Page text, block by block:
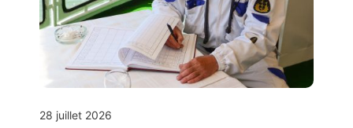
28 juillet 2026